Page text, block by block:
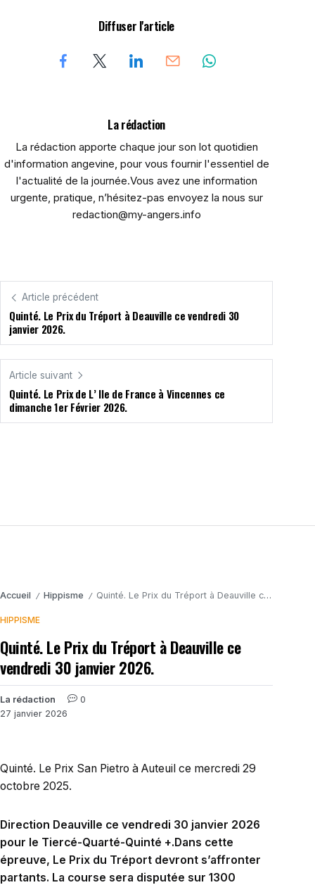
Diffuser l'article
La rédaction
La rédaction apporte chaque jour son lot quotidien
d'information angevine, pour vous fournir l'essentiel de
l'actualité de la journée.Vous avez une information
urgente, pratique, n’hésitez-pas envoyez la nous sur
redaction@my-angers.info
Article précédent
Quinté. Le Prix du Tréport à Deauville ce vendredi 30
janvier 2026.
Article suivant
Quinté. Le Prix de L’ Ile de France à Vincennes ce
dimanche 1er Février 2026.
Accueil / Hippisme / Quinté. Le Prix du Tréport à Deauville ce vendredi 30 janvier 2026.
HIPPISME
Quinté. Le Prix du Tréport à Deauville ce
vendredi 30 janvier 2026.
La rédaction
27 janvier 2026
0
Quinté. Le Prix San Pietro à Auteuil ce mercredi 29
octobre 2025.
Direction Deauville ce vendredi 30 janvier 2026
pour le Tiercé-Quarté-Quinté +.Dans cette
épreuve, Le Prix du Tréport devront s’affronter
partants. La course sera disputée sur 1300